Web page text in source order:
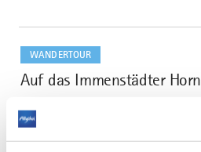
WANDERTOUR
2
Auf das Immenstädter Horn
Großen Alpsee.
dazu